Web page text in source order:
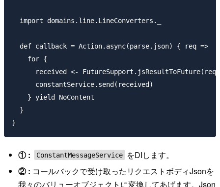
  import domains.line.LineConverters._
  def callback = Action.async(parse.json) { req =>
    for {
received <-
      constantService.send(received)
    } yield NoContent
  }
① : ConstantMessageService
をDIします。
② : コールバックで受け取ったリクエストボディJsonを
我々のバリューオブジェクトに変換してあげます。Json